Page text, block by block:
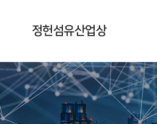
정헌섬유산업상
개요
수상자현황